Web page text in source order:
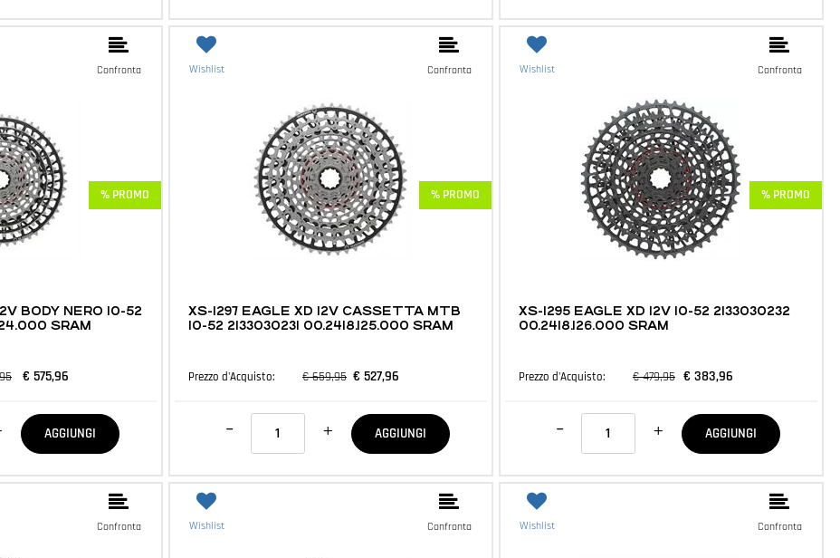
Confronta
% PROMO
BODY NERO 10-52
SRAM
€ 575,96
AGGIUNGI
Wishlist Confronta
% PROMO
XS-1297 EAGLE XD 12V CASSETTA MTB
10-52 2133030231 00.2418.125.000 SRAM
Prezzo d'Acquisto: € 659,95 € 527,96
Quantità
AGGIUNGI
Wishlist Confronta
% PROMO
XS-1295 EAGLE XD 12V 10-52 2133030232
00.2418.126.000 SRAM
Prezzo d'Acquisto: € 479,95 € 383,96
Quantità
AGGIUNGI
Confronta Wishlist Confronta Wishlist Confronta